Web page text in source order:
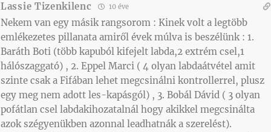
Lassie Tizenkilenc 10 éve
Nekem van egy másik rangsorom : Kinek volt a legtöbb
emlékezetes pillanata amiről évek múlva is beszélünk : 1.
Baráth Boti (több kapuból kifejelt labda,2 extrém csel,1
hálószaggató) , 2. Eppel Marci ( 4 olyan labdaátvétel amit
szinte csak a Fifában lehet megcsinálni kontrollerrel, plusz
egy meg nem adott les-kapásgól) , 3. Bobál Dávid ( 3 olyan
pofátlan csel labdakihozatalnál hogy akikkel megcsinálta
azok szégyenükben azonnal leadhatnák a szerelést).